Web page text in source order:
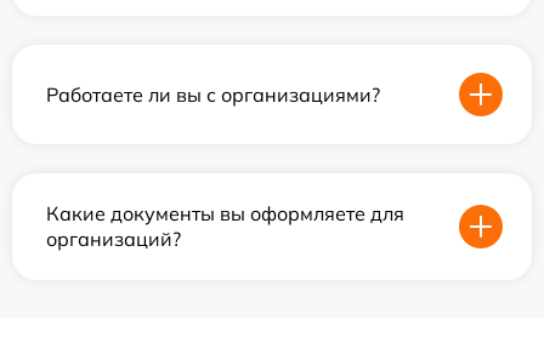
Работаете ли вы с организациями?
Какие документы вы оформляете для
организаций?